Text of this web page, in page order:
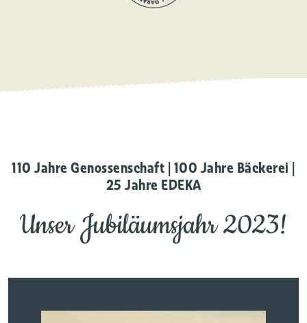
110 Jahre Genossenschaft | 100 Jahre Bäckerei |
25 Jahre EDEKA
Unser Jubiläumsjahr 2023!